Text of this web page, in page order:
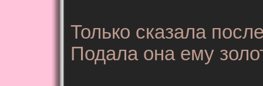
Только сказала
Подала она ему